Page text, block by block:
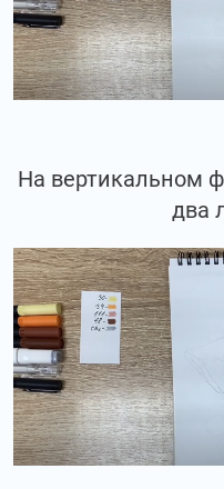
На вертикальном
два